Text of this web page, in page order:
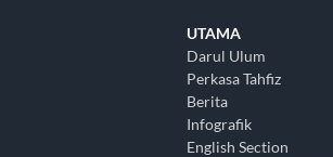
UTAMA
Darul Ulum
Perkasa Tahfiz
Berita
Infografik
English Section